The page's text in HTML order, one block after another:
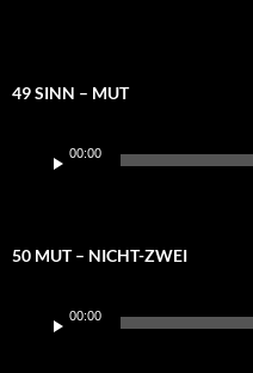
49 SINN – MUT
Player
00:00
50 MUT – NICHT-ZWEI
Player
00:00